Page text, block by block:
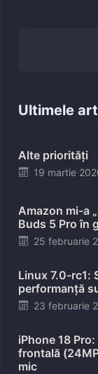
Ultimele
Alte priorități
Posted
19 martie
Amazon mi-a
Buds 5 Pro în
Posted
25 februarie
Linux 7.0-rc1:
performanță
Posted
23 februarie
iPhone 18
frontală
mic